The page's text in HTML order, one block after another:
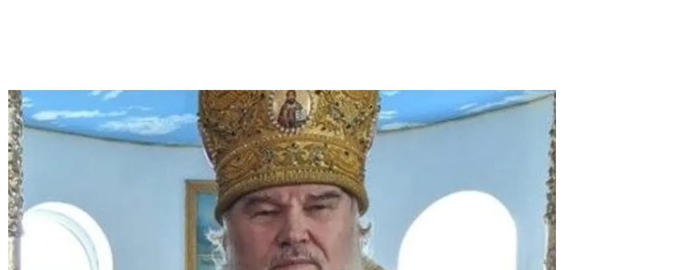
Митрополит УПЦ МП Иоасаф
Сайт УПЦ МП
Суд впервые вынес приговор высокопоставленному священнослужителю Украинской православной церкви московского
патриархата. Им оказался бывший руководитель Кировоградской епархии — митрополит Иоасаф.
Об этом сообщают
Офис генпрокурора.
Митрополиту и секретарю епархии
инкриминировалинарушение равноправия граждан в зависимости от их религиозных
убеждений по предварительному сговору группы людей. Оба фигуранта сочли себя виновными.
Поскольку они сотрудничали со следствием, суд в Кропивницком назначил им три года лишения свободы с
испытательным сроком на два года, а также запретил на один год занимать должности руководителей религиозных
управлений и епархий.